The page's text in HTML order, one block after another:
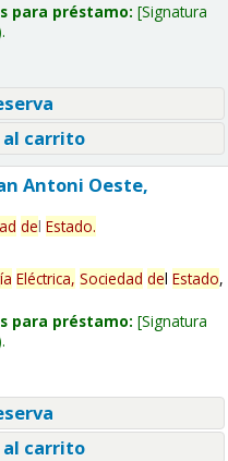
para préstamo: Signatura
carrito
Antoni Oeste,
del Estado.
Eléctrica, Sociedad del Estado,
para préstamo: Signatura
carrito